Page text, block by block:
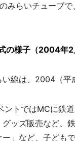
みらいチューブ
の様子（2004年2
線は、2004（平
トではMCに鉄
ッズ販売など、
」など、子ども